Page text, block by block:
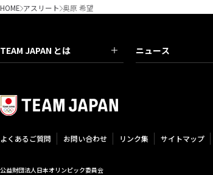
HOME アスリート 奥原 希望
TEAM JAPAN とは ニュース
よくあるご質問 お問い合わせ リンク集 サイトマップ
公益財団法人日本オリンピック委員会